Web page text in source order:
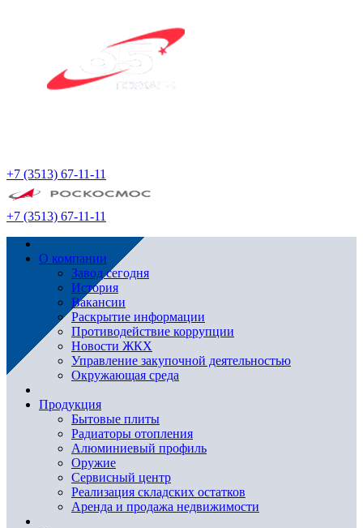
+7 (3513) 67-11-11
+7 (3513) 67-11-11
О компании
Завод сегодня
История
Вакансии
Раскрытие информации
Противодействие коррупции
Новости ЖКХ
Управление закупочной деятельностью
Окружающая среда
Продукция
Бытовые плиты
Радиаторы отопления
Алюминиевый профиль
Оружие
Сервисный центр
Реализация складских остатков
Аренда и продажа недвижимости